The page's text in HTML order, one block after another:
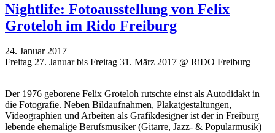
Nightlife: Fotoausstellung von Felix
Groteloh im Rido Freiburg
24. Januar 2017
Freitag 27. Januar bis Freitag 31. März 2017 @ RiDO Freiburg
Der 1976 geborene Felix Groteloh rutschte einst als Autodidakt in
die Fotografie. Neben Bildaufnahmen, Plakatgestaltungen,
Videographien und Arbeiten als Grafikdesigner ist der in Freiburg
lebende ehemalige Berufsmusiker (Gitarre, Jazz- & Popularmusik)